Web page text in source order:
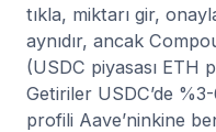
tıkla, miktarı gir,
aynıdır, ancak
(USDC piyasası ETH
Getiriler USDC’de
profili Aave’ninkine